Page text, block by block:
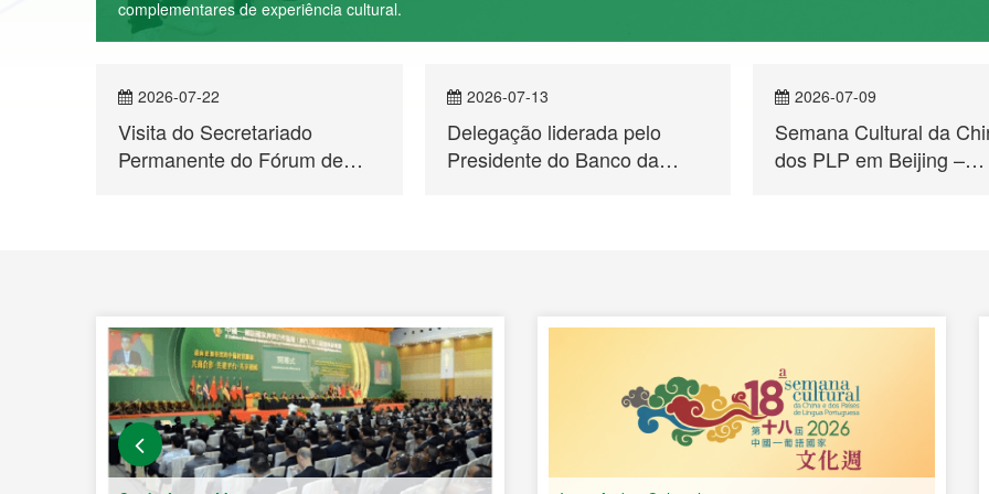
complementares de experiência cultural.
2026-07-22
Visita do Secretariado
Permanente do Fórum de
2026-07-13
Delegação liderada pelo
Presidente do Banco da
2026-07-09
Semana Cultural da
dos PLP em Beijing –